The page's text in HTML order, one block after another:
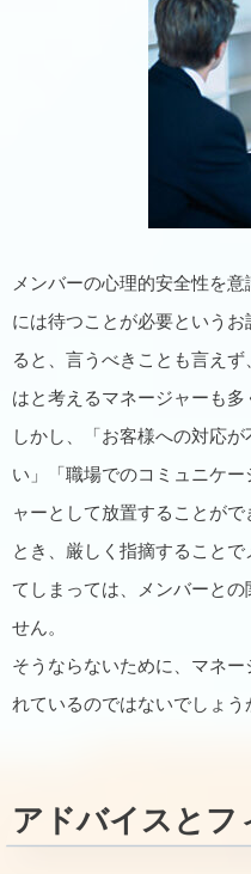
メンバーの心理的安全性を
には待つことが必要という
ると、言うべきことも言え
はと考えるマネージャーも多
しかし、「お客様への対応
い」「職場でのコミュニケ
ャーとして放置することが
とき、厳しく指摘すること
てしまっては、メンバーと
せん。
そうならないために、マネ
れているのではないでしょう
アドバイスとフ